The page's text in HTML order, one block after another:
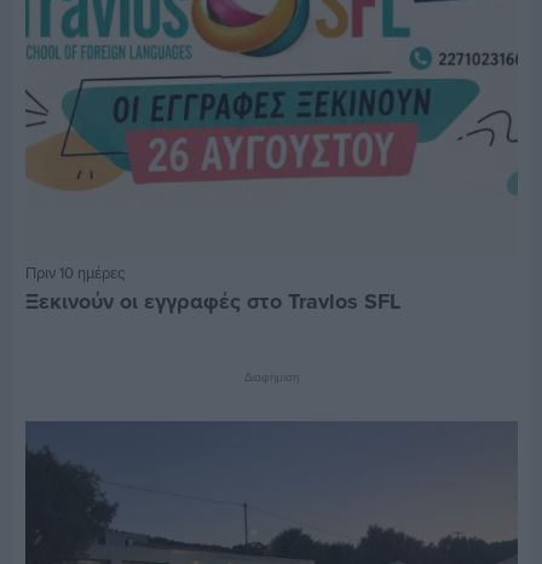
Πριν 10 ημέρες
Ξεκινούν οι εγγραφές στο Travlos SFL
Διαφήμιση